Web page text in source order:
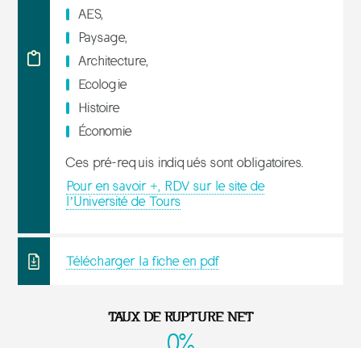
AES,
Paysage,
Architecture,
Ecologie
Histoire
Économie
Ces pré-requis indiqués sont obligatoires.
Pour en savoir +, RDV sur le site de
l’Université de Tours
Télécharger la fiche en pdf
TAUX DE RUPTURE NET